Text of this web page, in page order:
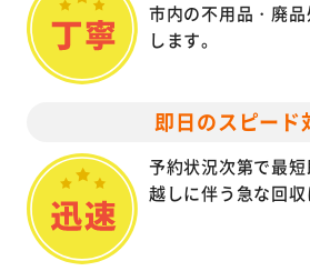
市内の不用品・廃
します。
即日のスピード
予約状況次第で最
越しに伴う急な回収